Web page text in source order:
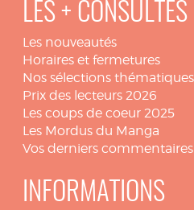
LES + CONSULTÉS
Les nouveautés
Horaires et fermetures
Nos sélections thématiques
Prix des lecteurs 2026
Les coups de coeur 2025
Les Mordus du Manga
Vos derniers commentaires
INFORMATIONS